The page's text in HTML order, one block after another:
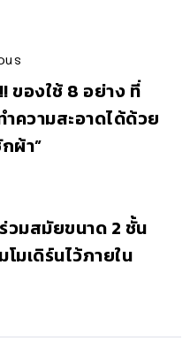
ของใช้ 8 อย่าง ที่
ำความสะอาดได้ด้วย
ผ้า”
วมสมัยขนาด 2 ชั้น
มเดิร์นไว้ภายใน